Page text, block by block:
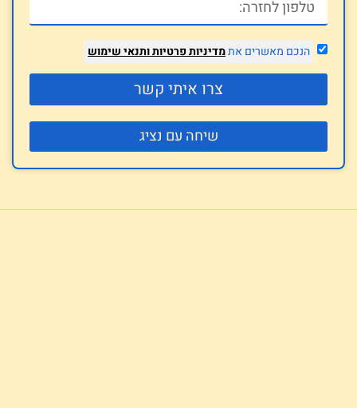
הנכם מאשרים אתמדיניות פרטיותותנאי שימוש
צרו איתי קשר
שיחה עם נציג